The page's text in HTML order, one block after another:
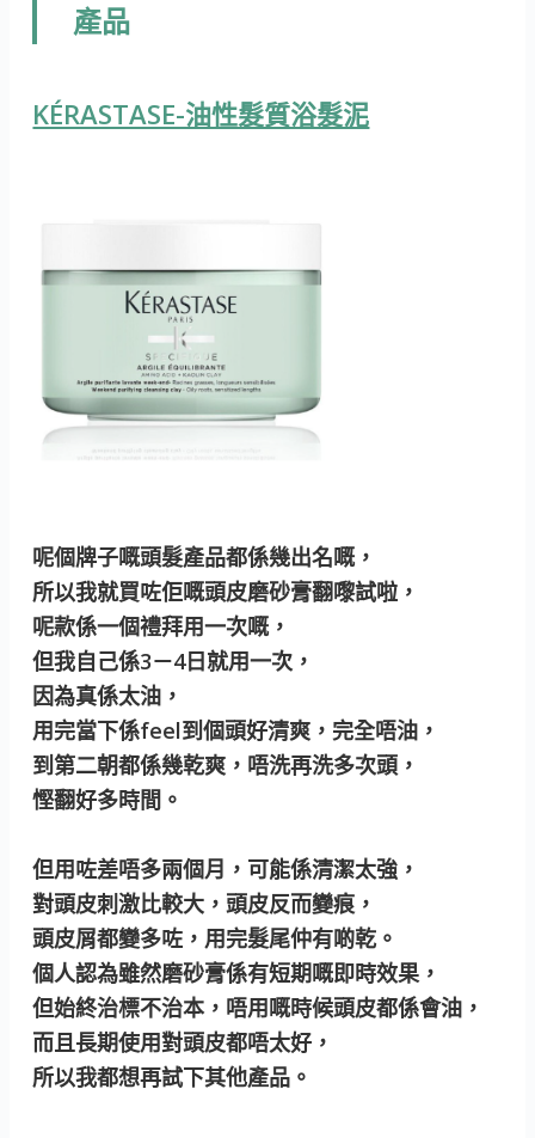
產品
KÉRASTASE-油性髮質浴髮泥
呢個牌子嘅頭髮產品都係幾出名嘅，
所以我就買咗佢嘅頭皮磨砂膏翻嚟試啦，
呢款係一個禮拜用一次嘅，
但我自己係3－4日就用一次，
因為真係太油，
用完當下係feel到個頭好清爽，完全唔油，
到第二朝都係幾乾爽，唔洗再洗多次頭，
慳翻好多時間。
但用咗差唔多兩個月，可能係清潔太強，
對頭皮刺激比較大，頭皮反而變痕，
頭皮屑都變多咗，用完髮尾仲有啲乾。
個人認為雖然磨砂膏係有短期嘅即時效果，
但始終治標不治本，唔用嘅時候頭皮都係會油，
而且長期使用對頭皮都唔太好，
所以我都想再試下其他產品。